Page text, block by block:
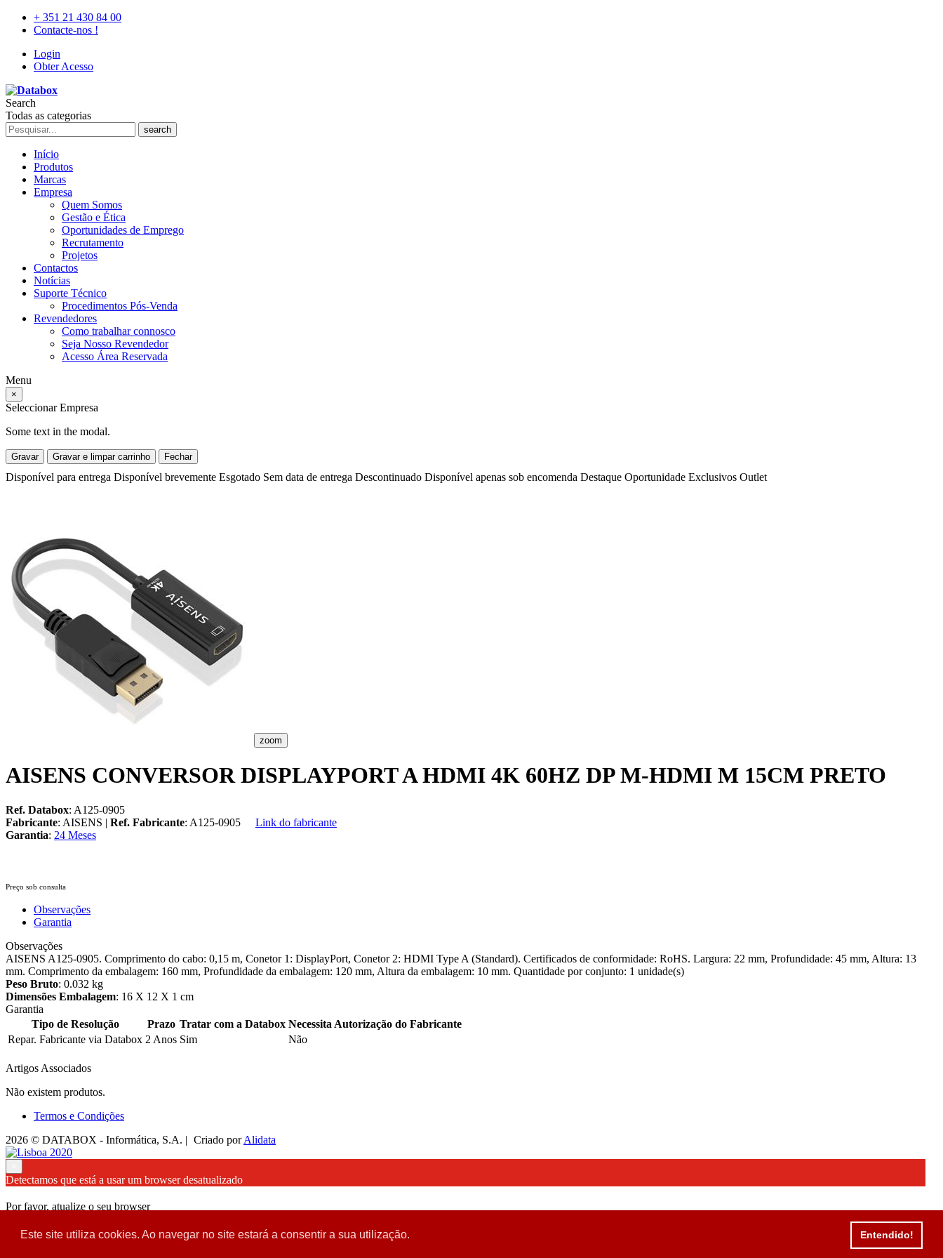
Este site utiliza cookies. Ao navegar no site estará a consentir a sua utilização. Entendido!
+ 351 21 430 84 00
Contacte-nos !
Login
Obter Acesso
Search
Todas as categorias
search
Início
Produtos
Marcas
Empresa
Quem Somos
Gestão e Ética
Oportunidades de Emprego
Recrutamento
Projetos
Contactos
Notícias
Suporte Técnico
Procedimentos Pós-Venda
Revendedores
Como trabalhar connosco
Seja Nosso Revendedor
Acesso Área Reservada
Menu
×
Seleccionar Empresa
Some text in the modal.
Gravar Gravar e limpar carrinho Fechar
Disponível para entrega Disponível brevemente Esgotado Sem data de entrega Descontinuado Disponível apenas sob encomenda Destaque Oportunidade Exclusivos Outlet
zoom
AISENS CONVERSOR DISPLAYPORT A HDMI 4K 60HZ DP M-HDMI M 15CM PRETO
Ref. Databox: A125-0905
Fabricante: AISENS | Ref. Fabricante: A125-0905
Link do fabricante
Garantia: 24 Meses
Preço sob consulta
Observações
Garantia
Observações
AISENS A125-0905. Comprimento do cabo: 0,15 m, Conetor 1: DisplayPort, Conetor 2: HDMI Type A (Standard). Certificados de conformidade: RoHS. Largura: 22 mm, Profundidade: 45 mm, Altura: 13
mm. Comprimento da embalagem: 160 mm, Profundidade da embalagem: 120 mm, Altura da embalagem: 10 mm. Quantidade por conjunto: 1 unidade(s)
Peso Bruto: 0.032 kg
Dimensões Embalagem: 16 X 12 X 1 cm
Garantia
Tipo de Resolução
Prazo Tratar com a Databox Necessita Autorização do Fabricante
Repar. Fabricante via Databox 2 Anos Sim Não
Artigos Associados
Não existem produtos.
Termos e Condições
2026 © DATABOX - Informática, S.A. | Criado porAlidata
Detectamos que está a usar um browser desatualizado
Por favor, atualize o seu browser